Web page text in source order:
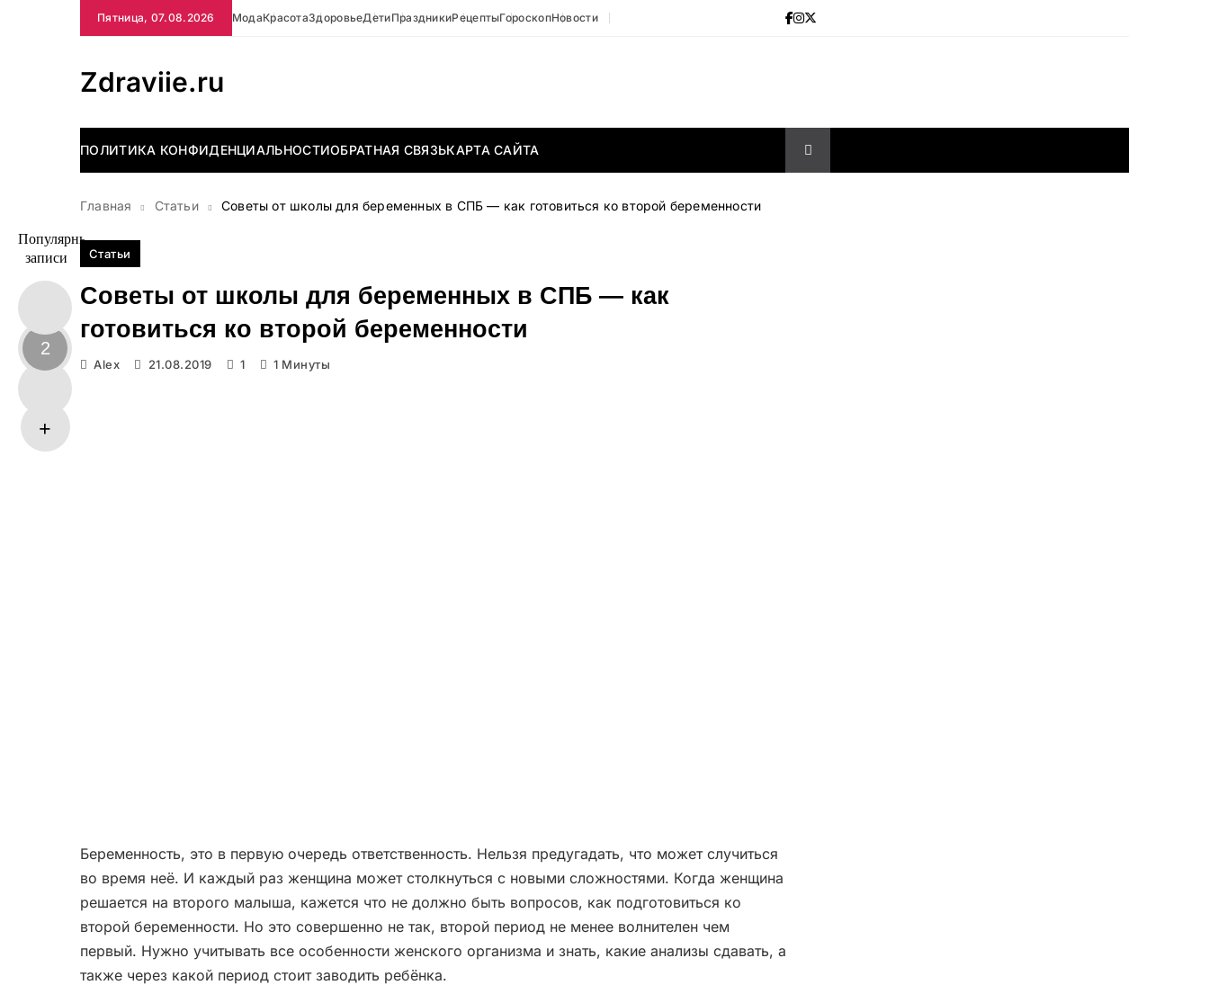
Пятница, 07.08.2026 МодаКрасотаЗдоровьеДетиПраздникиРецептыГороскопНовости
Zdraviie.ru
ПОЛИТИКА КОНФИДЕНЦИАЛЬНОСТИОБРАТНАЯ СВЯЗЬКАРТА САЙТА
Главная Статьи Советы от школы для беременных в СПБ — как готовиться ко второй беременности
Популярные
записи
2
Статьи
Советы от школы для беременных в СПБ — как
готовиться ко второй беременности
Alex 21.08.2019 1 1 Минуты
Беременность, это в первую очередь ответственность. Нельзя предугадать, что может случиться
во время неё. И каждый раз женщина может столкнуться с новыми сложностями. Когда женщина
решается на второго малыша, кажется что не должно быть вопросов, как подготовиться ко
второй беременности. Но это совершенно не так, второй период не менее волнителен чем
первый. Нужно учитывать все особенности женского организма и знать, какие анализы сдавать, а
также через какой период стоит заводить ребёнка.